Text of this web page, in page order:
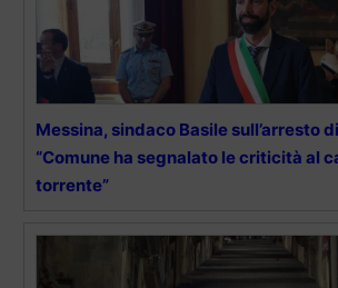
Messina, sindaco Basile sull’arresto
“Comune ha segnalato le criticità al
torrente”